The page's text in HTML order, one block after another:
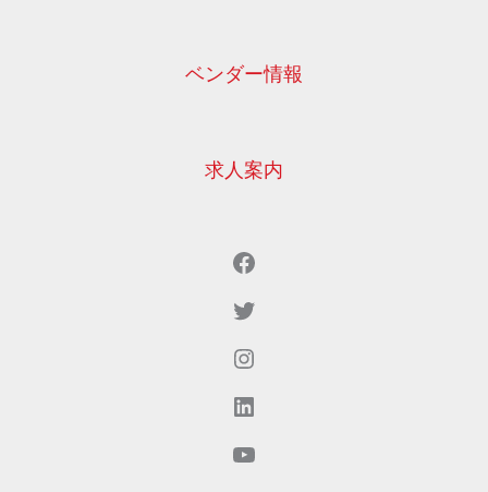
ベンダー情報
求人案内
Facebook
Twitter
Instagram
LinkedIn
YouTubeでご覧いただけます。